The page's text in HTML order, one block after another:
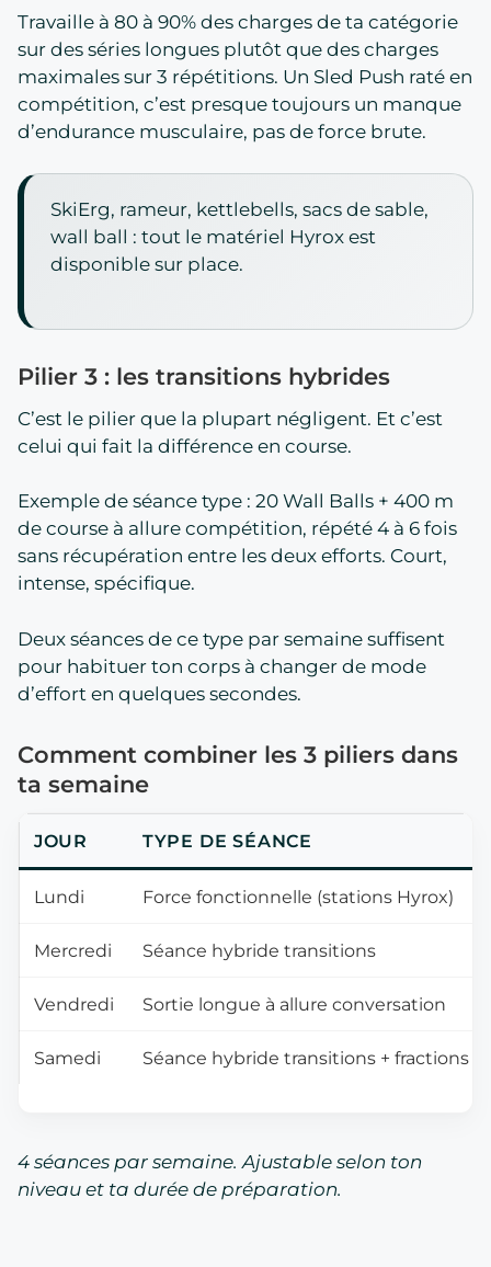
Travaille à 80 à 90% des charges de ta catégorie
sur des séries longues plutôt que des charges
maximales sur 3 répétitions. Un Sled Push raté en
compétition, c’est presque toujours un manque
d’endurance musculaire, pas de force brute.
SkiErg, rameur, kettlebells, sacs de sable,
wall ball : tout le matériel Hyrox est
disponible sur place.
Pilier 3 : les transitions hybrides
C’est le pilier que la plupart négligent. Et c’est
celui qui fait la différence en course.
Exemple de séance type : 20 Wall Balls + 400 m
de course à allure compétition, répété 4 à 6 fois
sans récupération entre les deux efforts. Court,
intense, spécifique.
Deux séances de ce type par semaine suffisent
pour habituer ton corps à changer de mode
d’effort en quelques secondes.
Comment combiner les 3 piliers dans
ta semaine
JOUR TYPE DE SÉANCE
Lundi Force fonctionnelle (stations Hyrox)
Mercredi Séance hybride transitions
Vendredi Sortie longue à allure conversation
Samedi Séance hybride transitions + fractions
4 séances par semaine. Ajustable selon ton
niveau et ta durée de préparation.